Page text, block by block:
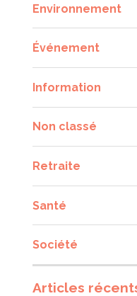
Environnement
Événement
Information
Non classé
Retraite
Santé
Société
Articles